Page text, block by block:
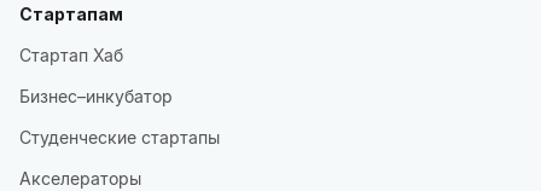
Стартапам
Стартап Хаб
Бизнес–инкубатор
Студенческие стартапы
Акселераторы